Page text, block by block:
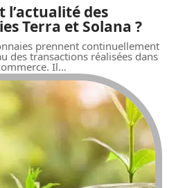
l’actualité des
Terra et Solana ?
prennent continuellement
des transactions réalisées dans
Il…